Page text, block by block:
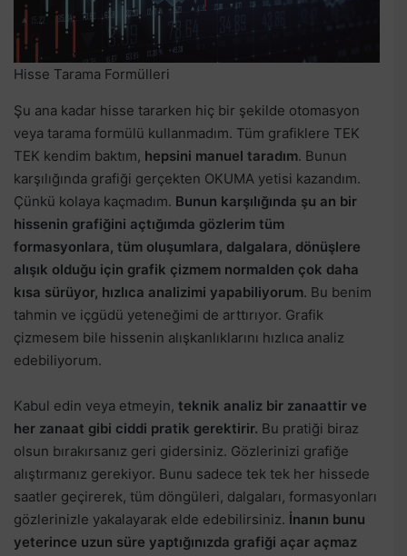
Hisse Tarama Formülleri
Şu ana kadar hisse tararken hiç bir şekilde otomasyon
veya tarama formülü kullanmadım. Tüm grafiklere TEK
TEK kendim baktım, hepsini manuel taradım. Bunun
karşılığında grafiği gerçekten OKUMA yetisi kazandım.
Çünkü kolaya kaçmadım. Bunun karşılığında şu an bir
hissenin grafiğini açtığımda gözlerim tüm
formasyonlara, tüm oluşumlara, dalgalara, dönüşlere
alışık olduğu için grafik çizmem normalden çok daha
kısa sürüyor, hızlıca analizimi yapabiliyorum. Bu benim
tahmin ve içgüdü yeteneğimi de arttırıyor. Grafik
çizmesem bile hissenin alışkanlıklarını hızlıca analiz
edebiliyorum.
Kabul edin veya etmeyin, teknik analiz bir zanaattir ve
her zanaat gibi ciddi pratik gerektirir. Bu pratiği biraz
olsun bırakırsanız geri gidersiniz. Gözlerinizi grafiğe
alıştırmanız gerekiyor. Bunu sadece tek tek her hissede
saatler geçirerek, tüm döngüleri, dalgaları, formasyonları
gözlerinizle yakalayarak elde edebilirsiniz. İnanın bunu
yeterince uzun süre yaptığınızda grafiği açar açmaz